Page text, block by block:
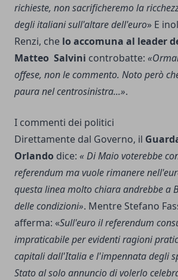
richieste, non sacrificheremo la
degli italiani sull'altare dell'euro» E
Renzi, che lo accomuna al leader
Matteo Salvini controbatte:
offese, non le commento. Noto però
paura nel centrosinistra...».
I commenti dei politici
Direttamente dal Governo, il
Orlando dice: « Di Maio voterebbe
referendum ma vuole rimanere
questa linea molto chiara andrebbe a
delle condizioni». Mentre Stefano
afferma: «Sull'euro il referendum
impraticabile per evidenti ragioni
capitali dall'Italia e l'impennata degli
Stato al solo annuncio di volerlo